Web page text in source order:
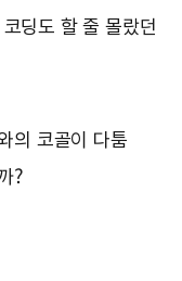
딩도 할 줄 몰랐던
의 코골이 다툼
?